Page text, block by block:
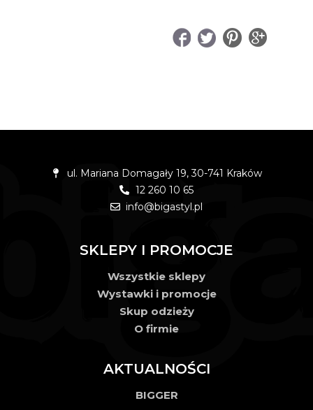
ul. Mariana Domagały 19, 30-741 Kraków
12 260 10 65
info@bigastyl.pl
SKLEPY I PROMOCJE
Wszystkie sklepy
Wystawki i promocje
Skup odzieży
O firmie
AKTUALNOŚCI
BIGGER